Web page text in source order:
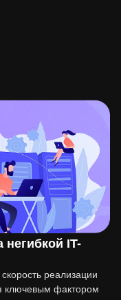
негибкой IT-
реализации
ключевым фактором